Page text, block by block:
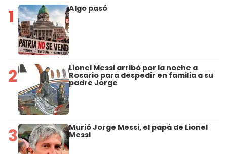
1 Algo pasó
2 Lionel Messi arribó por la noche a
Rosario para despedir en familia a su
padre Jorge
3 Murió Jorge Messi, el papá de Lionel
Messi